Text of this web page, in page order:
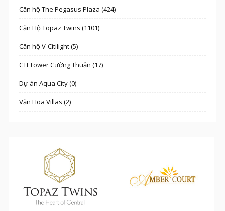
Căn hộ The Pegasus Plaza (424)
Căn Hộ Topaz Twins (1101)
Căn hộ V-Citilight (5)
CTI Tower Cường Thuận (17)
Dự án Aqua City (0)
Văn Hoa Villas (2)